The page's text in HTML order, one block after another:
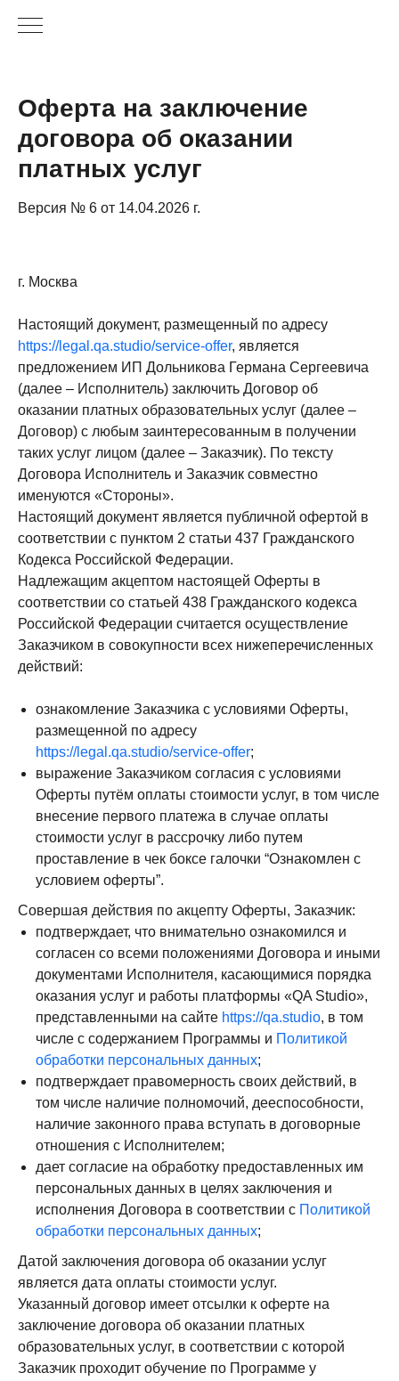
Оферта на заключение
договора об оказании
платных услуг
Версия № 6 от 14.04.2026 г.
г. Москва
Настоящий документ, размещенный по адресу
https://legal.qa.studio/service-offer, является
предложением ИП Дольникова Германа Сергеевича
(далее – Исполнитель) заключить Договор об
оказании платных образовательных услуг (далее –
Договор) с любым заинтересованным в получении
таких услуг лицом (далее – Заказчик). По тексту
Договора Исполнитель и Заказчик совместно
именуются «Стороны».
Настоящий документ является публичной офертой в
соответствии с пунктом 2 статьи 437 Гражданского
Кодекса Российской Федерации.
Надлежащим акцептом настоящей Оферты в
соответствии со статьей 438 Гражданского кодекса
Российской Федерации считается осуществление
Заказчиком в совокупности всех нижеперечисленных
действий:
ознакомление Заказчика с условиями Оферты,
размещенной по адресу
https://legal.qa.studio/service-offer;
выражение Заказчиком согласия с условиями
Оферты путём оплаты стоимости услуг, в том числе
внесение первого платежа в случае оплаты
стоимости услуг в рассрочку либо путем
проставление в чек боксе галочки “Ознакомлен с
условием оферты”.
Совершая действия по акцепту Оферты, Заказчик:
подтверждает, что внимательно ознакомился и
согласен со всеми положениями Договора и иными
документами Исполнителя, касающимися порядка
оказания услуг и работы платформы «QA Studio»,
представленными на сайте https://qa.studio, в том
числе с содержанием Программы и Политикой
обработки персональных данных;
подтверждает правомерность своих действий, в
том числе наличие полномочий, дееспособности,
наличие законного права вступать в договорные
отношения с Исполнителем;
дает согласие на обработку предоставленных им
персональных данных в целях заключения и
исполнения Договора в соответствии с Политикой
обработки персональных данных;
Датой заключения договора об оказании услуг
является дата оплаты стоимости услуг.
Указанный договор имеет отсылки к оферте на
заключение договора об оказании платных
образовательных услуг, в соответствии с которой
Заказчик проходит обучение по Программе у